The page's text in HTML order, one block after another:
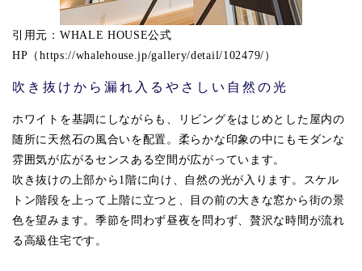
引用元：WHALE HOUSE公式
HP（https://whalehouse.jp/gallery/detail/102479/）
吹き抜けから漏れ入るやさしい自然の光
ホワイトを基調にしながらも、リビングをはじめとした屋内の
随所に天然石の風合いを配置。柔らかな印象の中にもモダンな
雰囲気が広がるセンスある空間が広がっています。
吹き抜けの上部から1階に向け、自然の光が入ります。スケル
トン階段を上って上階に立つと、目の前の大きな窓から街の景
色を望みます。季節を問わず昼夜を問わず、贅沢な時間が流れ
る高級住宅です。